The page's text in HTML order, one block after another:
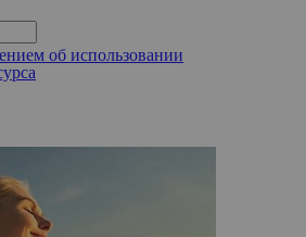
об использовании